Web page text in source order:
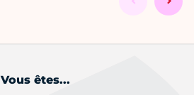
Vous êtes...